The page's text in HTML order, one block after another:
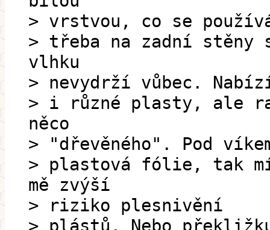
> vrstvou, co se
> třeba na zadní
vlhku
> nevydrží vůbec.
> i různé plasty, ale
něco
> "dřevěného". Pod
> plastová fólie, tak
mě zvýší
> riziko plesnivění